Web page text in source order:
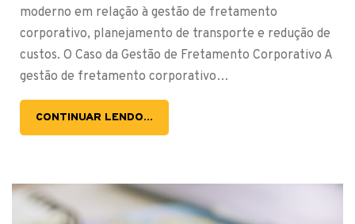
moderno em relação à gestão de fretamento
corporativo, planejamento de transporte e redução de
custos. O Caso da Gestão de Fretamento Corporativo A
gestão de fretamento corporativo…
CONTINUAR LENDO...